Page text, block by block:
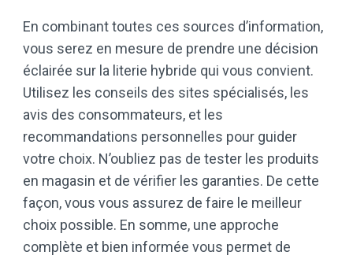
En combinant toutes ces sources d’information,
vous serez en mesure de prendre une décision
éclairée sur la literie hybride qui vous convient.
Utilisez les conseils des sites spécialisés, les
avis des consommateurs, et les
recommandations personnelles pour guider
votre choix. N’oubliez pas de tester les produits
en magasin et de vérifier les garanties. De cette
façon, vous vous assurez de faire le meilleur
choix possible. En somme, une approche
complète et bien informée vous permet de